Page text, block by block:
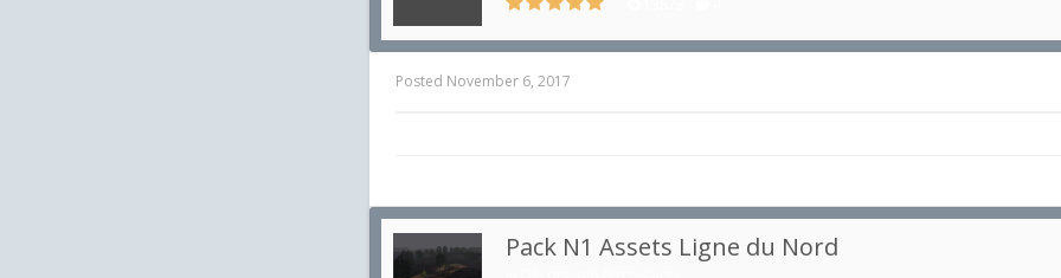
Posted November 6, 2017
Pack N1 Assets Ligne du Nord